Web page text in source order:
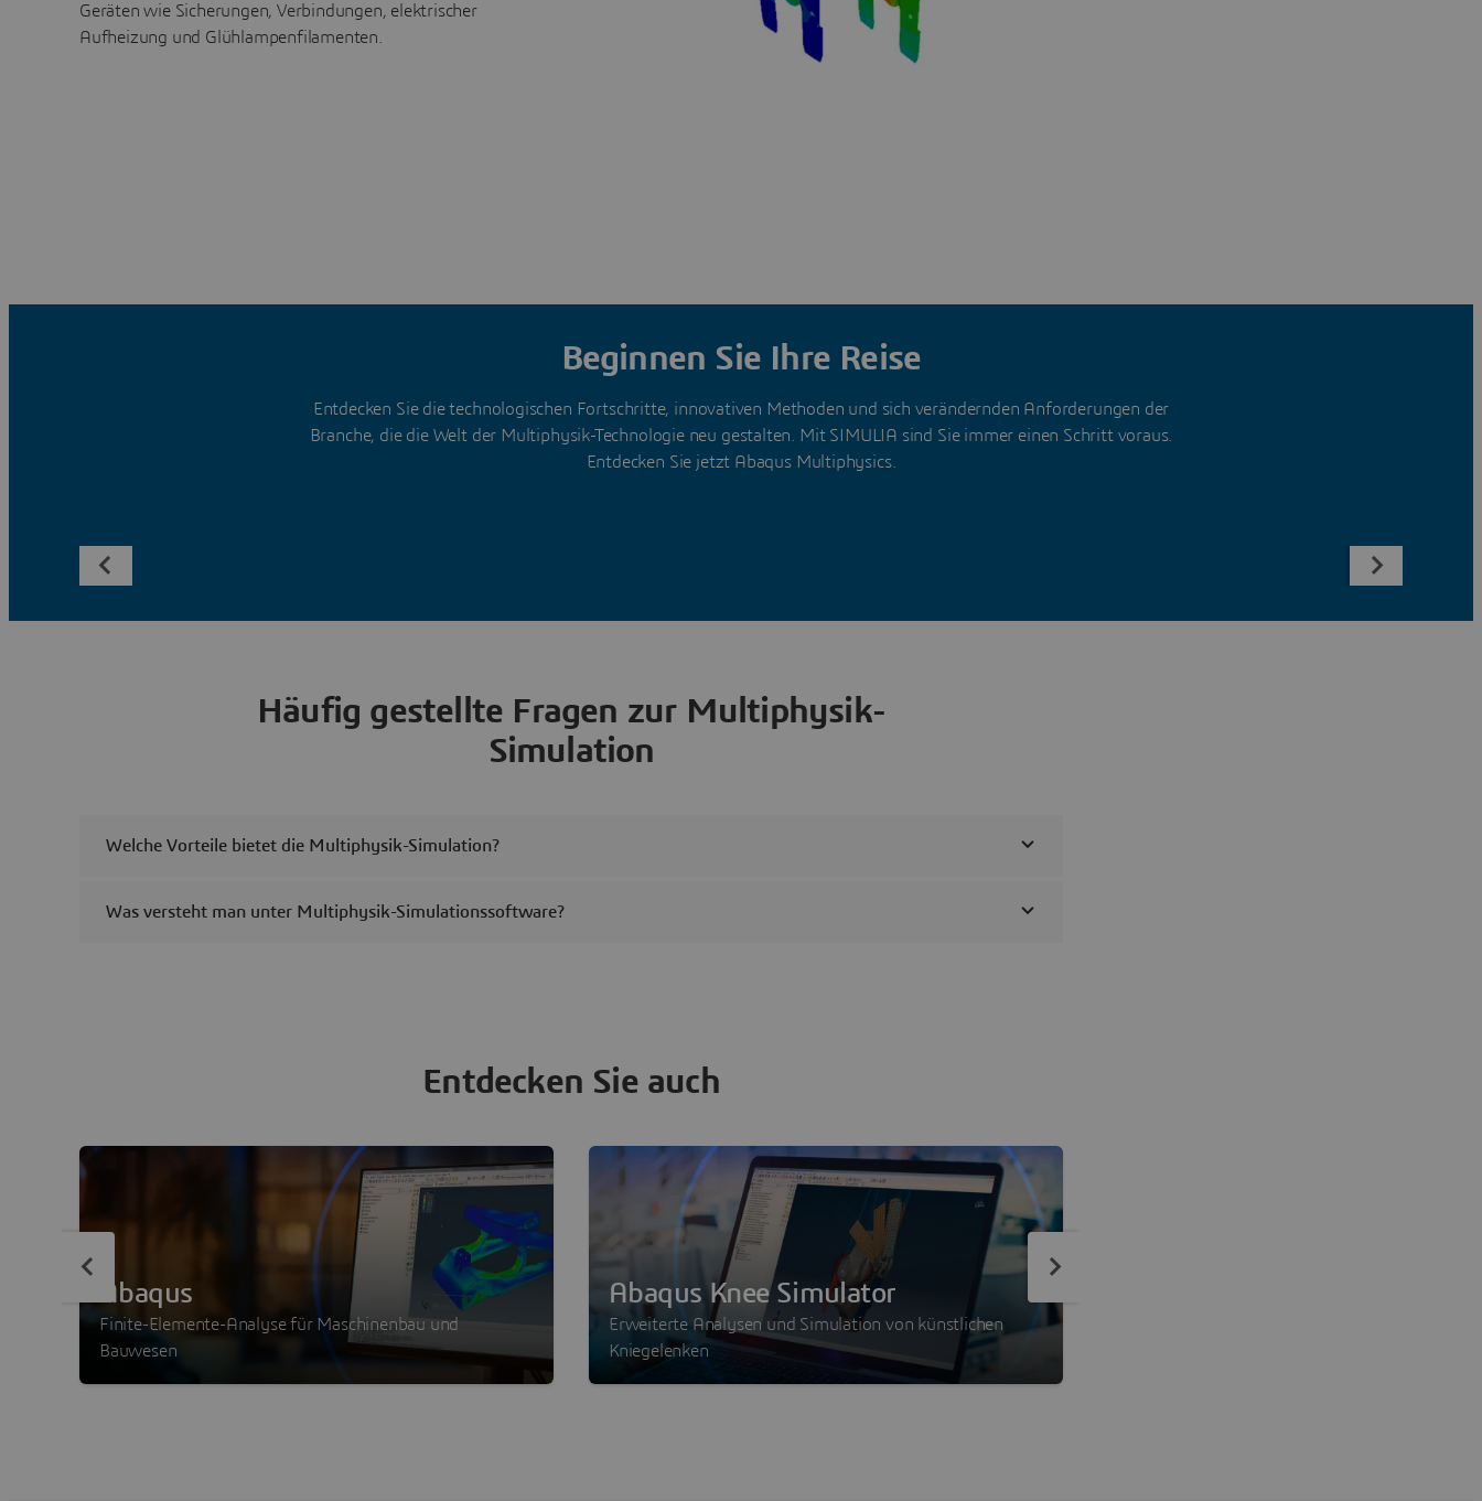
Geräten wie Sicherungen, Verbindungen, elektrischer
Aufheizung und Glühlampenfilamenten.
Beginnen Sie Ihre Reise
Entdecken Sie die technologischen Fortschritte, innovativen Methoden und sich verändernden Anforderungen der
Branche, die die Welt der Multiphysik-Technologie neu gestalten. Mit SIMULIA sind Sie immer einen Schritt voraus.
Entdecken Sie jetzt Abaqus Multiphysics.
Häufig gestellte Fragen zur Multiphysik-
Simulation
Welche Vorteile bietet die Multiphysik-Simulation?
Was versteht man unter Multiphysik-Simulationssoftware?
Entdecken Sie auch
Abaqus
Finite-Elemente-Analyse für Maschinenbau und
Bauwesen
Abaqus Knee Simulator
Erweiterte Analysen und Simulation von künstlichen
Kniegelenken